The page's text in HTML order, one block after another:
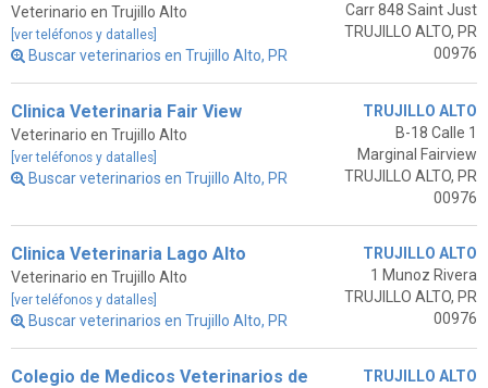
Veterinario en Trujillo Alto
[ver teléfonos y datalles]
Buscar veterinarios en Trujillo Alto, PR
Carr 848 Saint Just
TRUJILLO ALTO, PR
00976
Clinica Veterinaria Fair View
Veterinario en Trujillo Alto
[ver teléfonos y datalles]
Buscar veterinarios en Trujillo Alto, PR
TRUJILLO ALTO
B-18 Calle 1
Marginal Fairview
TRUJILLO ALTO, PR
00976
Clinica Veterinaria Lago Alto
Veterinario en Trujillo Alto
[ver teléfonos y datalles]
Buscar veterinarios en Trujillo Alto, PR
TRUJILLO ALTO
1 Munoz Rivera
TRUJILLO ALTO, PR
00976
Colegio de Medicos Veterinarios de
TRUJILLO ALTO